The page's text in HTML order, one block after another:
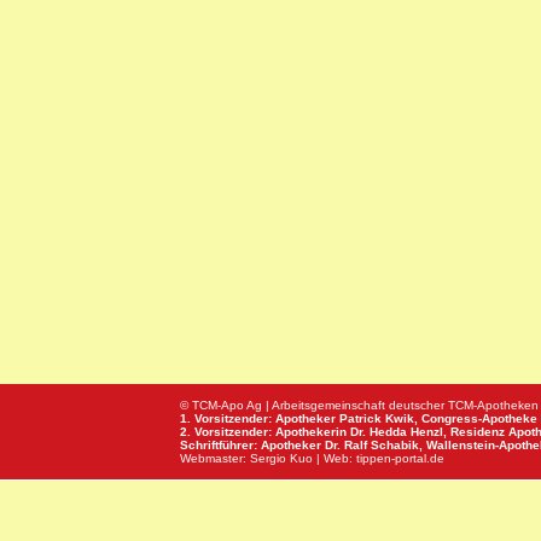
© TCM-Apo Ag | Arbeitsgemeinschaft deutscher TCM-Apotheken
1. Vorsitzender: Apotheker Patrick Kwik, Congress-Apotheke
2. Vorsitzender: Apothekerin Dr. Hedda Henzl, Residenz
Schriftführer: Apotheker Dr. Ralf Schabik, Wallenstein-
Webmaster: Sergio Kuo | Web: tippen-portal.de